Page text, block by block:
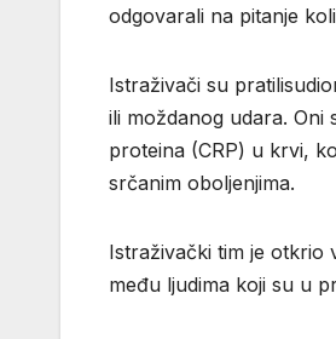
odgovarali na pitanje
Istraživači su
ili moždanog udara.
proteina (CRP) u krvi,
srčanim oboljenjima.
Istraživački tim je otkrio
među ljudima koji su u